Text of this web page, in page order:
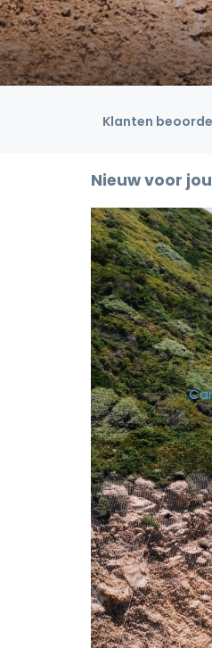
Klanten
Nieuw voor jou